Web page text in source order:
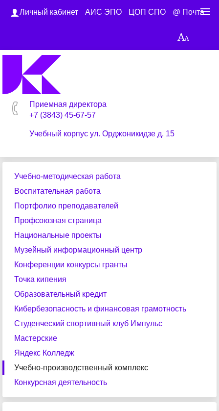
Личный кабинет АИС ЭПО ЦОП СПО @ Почта
Приемная директора
+7 (3843) 45-67-57
Учебный корпус ул. Орджоникидзе д. 15
Учебно-методическая работа
Воспитательная работа
Портфолио преподавателей
Профсоюзная страница
Национальные проекты
Музейный информационный центр
Конференции конкурсы гранты
Точка кипения
Образовательный кредит
Кибербезопасность и финансовая грамотность
Студенческий спортивный клуб Импульс
Мастерские
Яндекс Колледж
Учебно-производственный комплекс
Конкурсная деятельность